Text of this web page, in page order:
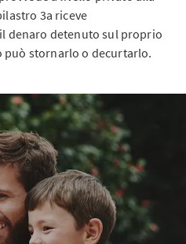
3a riceve
denaro detenuto sul proprio
può stornarlo o decurtarlo.